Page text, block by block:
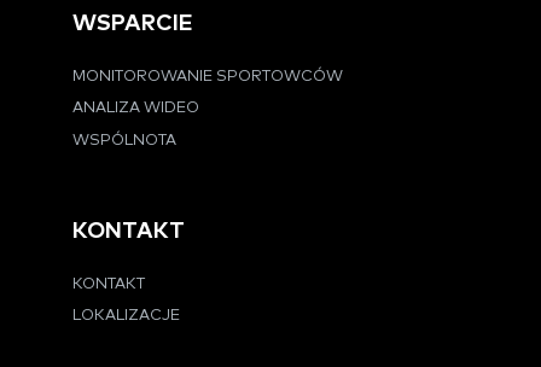
WSPARCIE
MONITOROWANIE SPORTOWCÓW
ANALIZA WIDEO
WSPÓLNOTA
KONTAKT
KONTAKT
LOKALIZACJE